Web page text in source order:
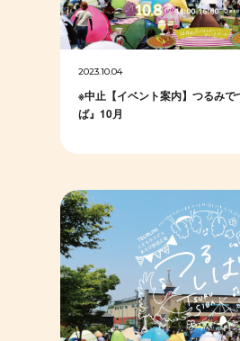
2023.10.04
※中止【イベント案内】つるみで
ば』10月